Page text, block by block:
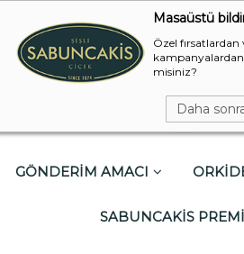
Masaüstü
Özel fırsatlardan
misiniz?
Daha
GÖNDERİM AMACI
SABUNCAKİS